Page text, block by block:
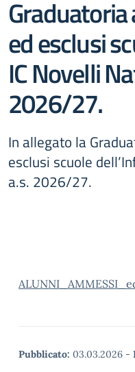
ed esclusi
IC Novelli
2026/27.
In allegato la
esclusi scuole
a.s. 2026/27.
Pubblicato: 03.03.2026 -